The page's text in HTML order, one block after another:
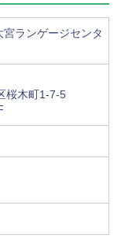
ランゲージセンタ
桜木町1-7-5